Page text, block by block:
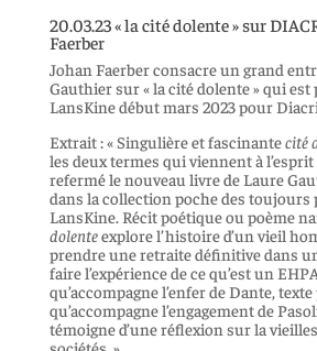
20.03.23 « la cité dolente » sur
Faerber
Johan Faerber consacre un grand
Gauthier sur « la cité dolente » qui est
LansKine début mars 2023 pour
Extrait : « Singulière et fascinantecité
les deux termes qui viennent à
refermé le nouveau livre de Laure
dans la collection poche des toujours
LansKine. Récit poétique ou poème
dolenteexplore l’histoire d’un vieil
prendre une retraite définitive dans
faire l’expérience de ce qu’est un
qu’accompagne l’enfer de Dante,
qu’accompagne l’engagement de
témoigne d’une réflexion sur la